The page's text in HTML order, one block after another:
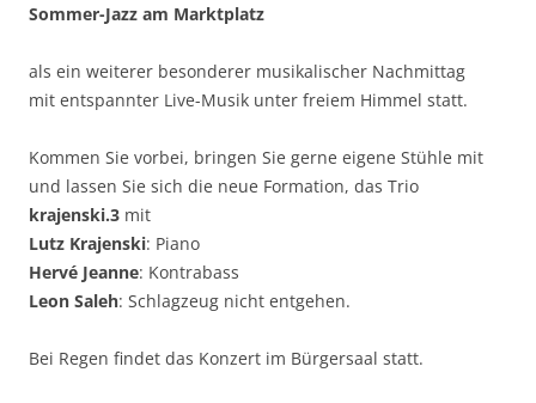
Sommer-Jazz am Marktplatz
als ein weiterer besonderer musikalischer Nachmittag
mit entspannter Live-Musik unter freiem Himmel statt.
Kommen Sie vorbei, bringen Sie gerne eigene Stühle mit
und lassen Sie sich die neue Formation, das Trio
krajenski.3 mit
Lutz Krajenski: Piano
Hervé Jeanne: Kontrabass
Leon Saleh: Schlagzeug nicht entgehen.
Bei Regen findet das Konzert im Bürgersaal statt.